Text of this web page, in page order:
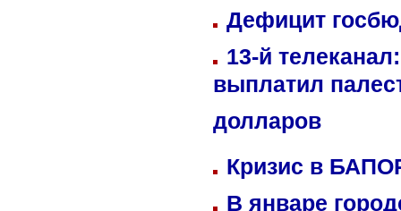
Дефицит
13-й
выплатил
долларов
Кризис в
В январе